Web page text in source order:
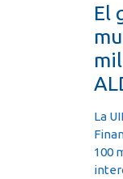
El
La
100